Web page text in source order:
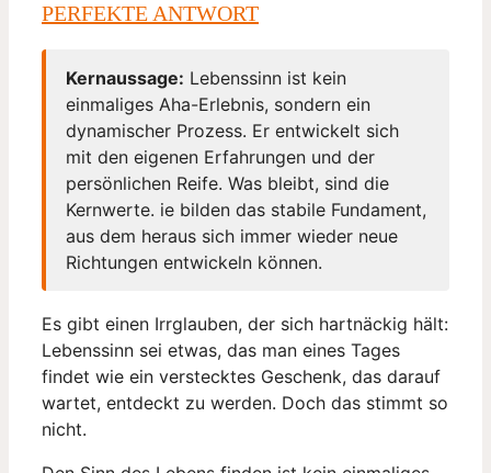
PERFEKTE ANTWORT
Kernaussage: Lebenssinn ist kein
einmaliges Aha-Erlebnis, sondern ein
dynamischer Prozess. Er entwickelt sich
mit den eigenen Erfahrungen und der
persönlichen Reife. Was bleibt, sind die
Kernwerte. ie bilden das stabile Fundament,
aus dem heraus sich immer wieder neue
Richtungen entwickeln können.
Es gibt einen Irrglauben, der sich hartnäckig hält:
Lebenssinn sei etwas, das man eines Tages
findet wie ein verstecktes Geschenk, das darauf
wartet, entdeckt zu werden. Doch das stimmt so
nicht.